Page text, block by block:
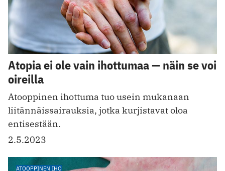
Atopia ei ole vain ihottumaa — näin se voi
oireilla
Atooppinen ihottuma tuo usein mukanaan
liitännäissairauksia, jotka kurjistavat oloa
entisestään.
2.5.2023
ATOOPPINEN IHO